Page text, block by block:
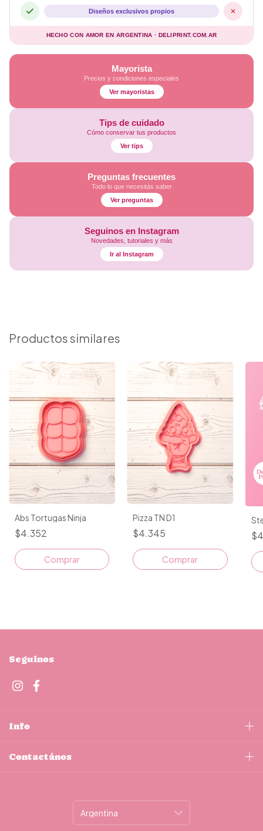
Mayorista
Precios y condiciones especiales
Ver mayoristas
Tips de cuidado
Cómo conservar tus productos
Ver tips
Preguntas frecuentes
Todo lo que necesitás saber
Ver preguntas
Seguinos en Instagram
Novedades, tutoriales y más
Ir al Instagram
Diseños exclusivos propios
HECHO CON AMOR EN ARGENTINA · DELIPRINT.COM.AR
Productos similares
Abs Tortugas Ninja
$4.352
Comprar
Pizza TN D1
$4.345
Comprar
Seguinos
Info
Contactános